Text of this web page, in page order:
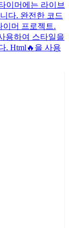
이머에는 라이브
다. 완전한 코드
이머 프로젝트.
용하여 스타일을
. Html🔥을 사용